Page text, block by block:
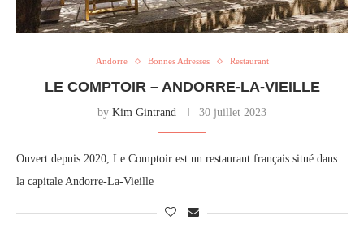
Andorre Bonnes Adresses Restaurant
LE COMPTOIR – ANDORRE-LA-VIEILLE
by Kim Gintrand 30 juillet 2023
Ouvert depuis 2020, Le Comptoir est un restaurant français situé dans
la capitale Andorre-La-Vieille